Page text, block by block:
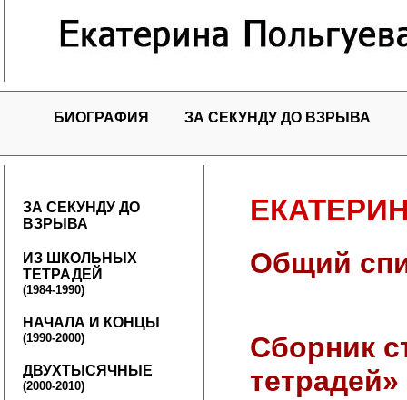
БИОГРАФИЯ ЗА СЕКУНДУ ДО ВЗРЫВА
ЗА СЕКУНДУ ДО
ВЗРЫВА
ИЗ ШКОЛЬНЫХ
ТЕТРАДЕЙ
(1984-1990)
НАЧАЛА И КОНЦЫ
(1990-2000)
ДВУХТЫСЯЧНЫЕ
(2000-2010)
Общий
Сборник
тетрадей»